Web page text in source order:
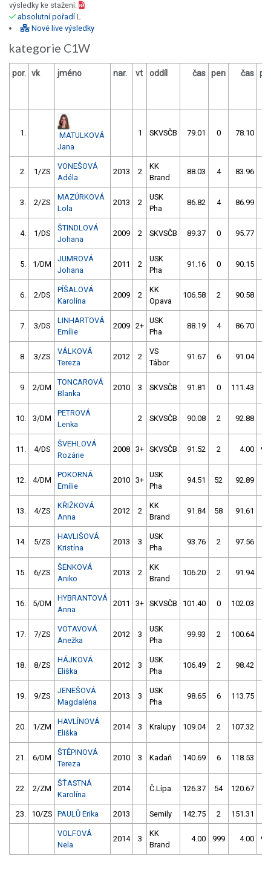
výsledky ke stažení:
absolutní pořadíL
Nové live výsledky
kategorie C1W
por. vk jméno nar. vt oddíl čas pen čas
1.
MATULKOVÁ
Jana
1 SKVSČB 79.01 0 78.10
2. 1/ZS
VONEŠOVÁ
Adéla
2013 2
KK
Brand
88.03 4 83.96
3. 2/ZS
MAZÚRKOVÁ
Lola
2013 2
USK
Pha
86.82 4 86.99
4. 1/DS
ŠTINDLOVÁ
Johana
2009 2 SKVSČB 89.37 0 95.77
5. 1/DM
JUMROVÁ
Johana
2011 2
USK
Pha
91.16 0 90.15
6. 2/DS
PÍŠALOVÁ
Karolína
2009 2
KK
Opava
106.58 2 90.58
7. 3/DS
LINHARTOVÁ
Emílie
2009 2+
USK
Pha
88.19 4 86.70
8. 3/ZS
VÁLKOVÁ
Tereza
2012 2
VS
Tábor
91.67 6 91.04
9. 2/DM
TONCAROVÁ
Blanka
2010 3 SKVSČB 91.81 0 111.43
10. 3/DM
PETROVÁ
Lenka
2 SKVSČB 90.08 2 92.88
11. 4/DS
ŠVEHLOVÁ
Rozárie
2008 3+ SKVSČB 91.52 2 4.00
12. 4/DM
POKORNÁ
Emílie
2010 3+
USK
Pha
94.51 52 92.89
13. 4/ZS
KŘIŽKOVÁ
Anna
2012 2
KK
Brand
91.84 58 91.61
14. 5/ZS
HAVLIŠOVÁ
Kristína
2013 3
USK
Pha
93.76 2 97.56
15. 6/ZS
ŠENKOVÁ
Aniko
2013 2
KK
Brand
106.20 2 91.94
16. 5/DM
HYBRANTOVÁ
Anna
2011 3+ SKVSČB 101.40 0 102.03
17. 7/ZS
VOTAVOVÁ
Anežka
2012 3
USK
Pha
99.93 2 100.64
18. 8/ZS
HÁJKOVÁ
Eliška
2012 3
USK
Pha
106.49 2 98.42
19. 9/ZS
JENEŠOVÁ
Magdaléna
2013 3
USK
Pha
98.65 6 113.75
20. 1/ZM
HAVLÍNOVÁ
Eliška
2014 3 Kralupy 109.04 2 107.32
21. 6/DM
ŠTĚPINOVÁ
Tereza
2010 3 Kadaň 140.69 6 118.53
22. 2/ZM
ŠŤASTNÁ
Karolína
2014 Č.Lípa 126.37 54 120.67
23. 10/ZS PAULŮ Erika 2013 Semily 142.75 2 151.31
VOLFOVÁ
Nela
2014 3
KK
Brand
4.00 999 4.00